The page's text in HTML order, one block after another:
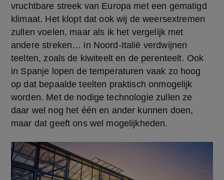
vruchtbare streek van Europa met een gematigd
klimaat. Het klopt dat ook wij de weersextremen
zullen voelen, maar als ik het vergelijk met
andere streken… in Noord-Italië verdwijnen
teelten, zoals de kiwiteelt en de perenteelt. Ook
in Spanje lopen de temperaturen vaak zo hoog
op dat bepaalde teelten praktisch onmogelijk
worden. Met de nodige technologie zullen ze
daar wel nog het één en ander kunnen doen,
maar dat geeft ons wel mogelijkheden.